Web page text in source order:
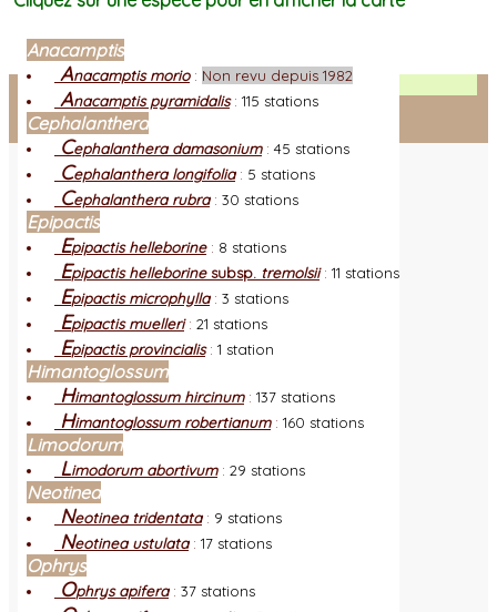
Facebook
Connexion adhérent
Anacamptis
Anacamptis morio: Non revu depuis 1982
Anacamptis pyramidalis: 115 stations
Cephalanthera
Cephalanthera damasonium: 45 stations
Cephalanthera longifolia: 5 stations
Cephalanthera rubra: 30 stations
Epipactis
Epipactis helleborine: 8 stations
Epipactis helleborinesubsp. tremolsii: 11 stations
Epipactis microphylla: 3 stations
Epipactis muelleri: 21 stations
Epipactis provincialis: 1 station
Himantoglossum
Himantoglossum hircinum: 137 stations
Himantoglossum robertianum: 160 stations
Limodorum
Limodorum abortivum: 29 stations
Neotinea
Neotinea tridentata: 9 stations
Neotinea ustulata: 17 stations
Ophrys
Ophrys apifera: 37 stations